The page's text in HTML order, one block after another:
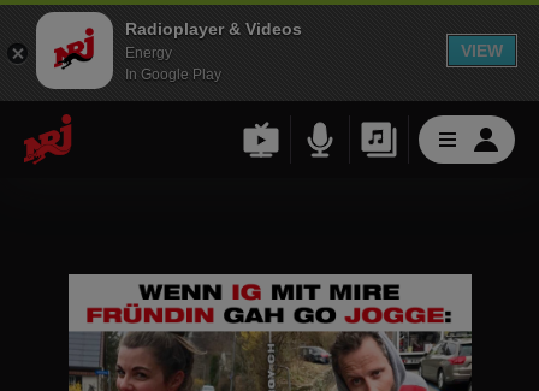
Radioplayer & Videos
Energy
In Google Play
VIEW